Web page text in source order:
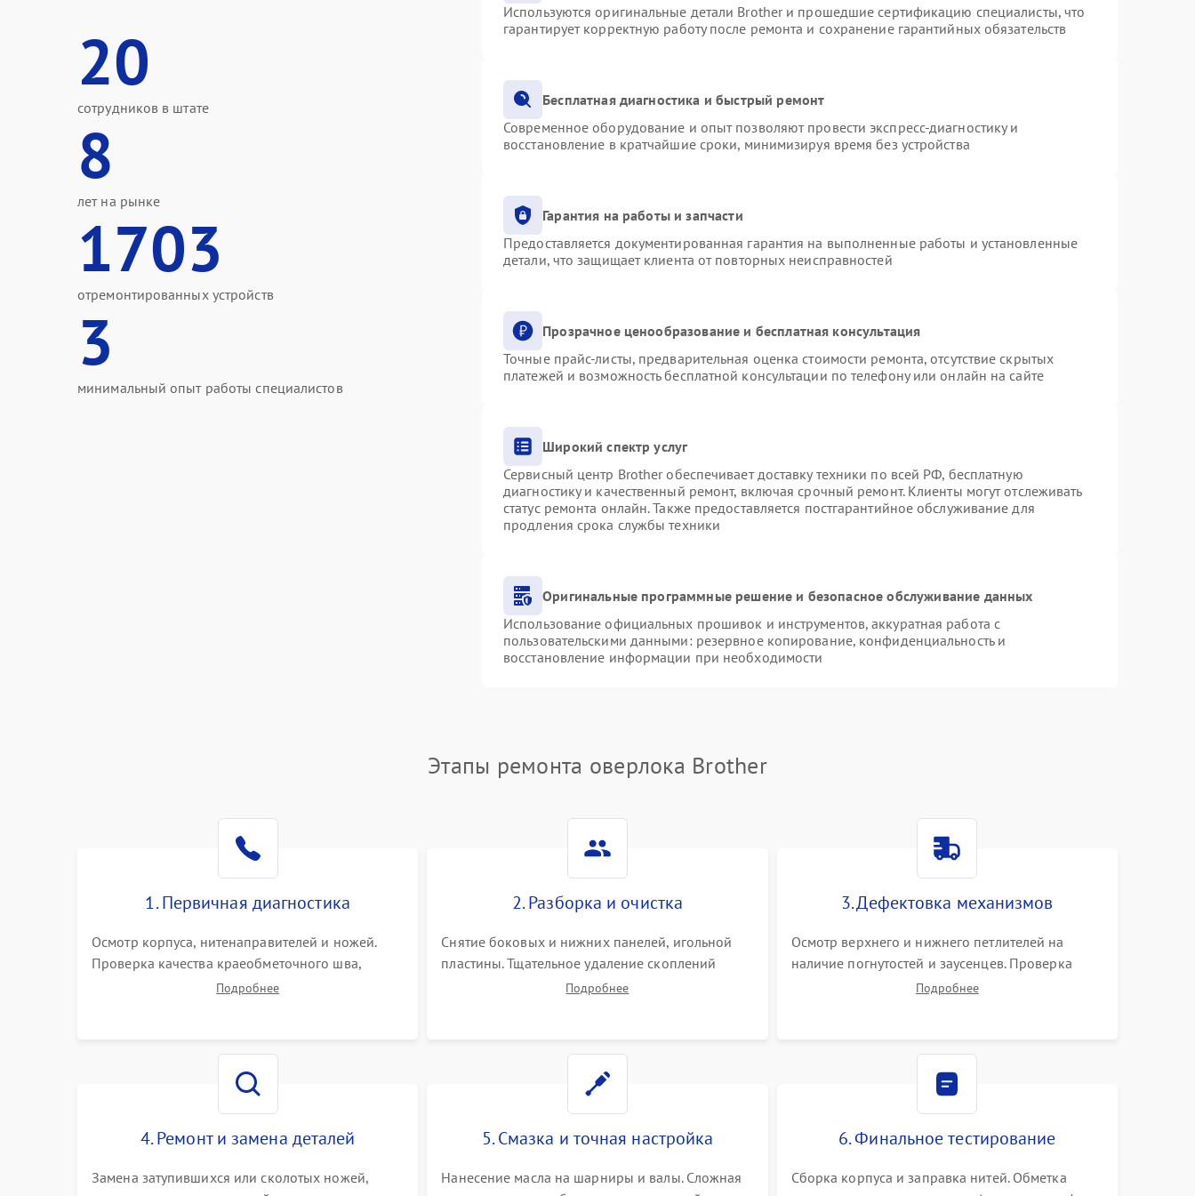
20
сотрудников в штате
8
лет на рынке
1703
отремонтированных устройств
3
минимальный опыт работы специалистов
Используются оригинальные детали Brother и прошедшие сертификацию специалисты, что
гарантирует корректную работу после ремонта и сохранение гарантийных обязательств
Бесплатная диагностика и быстрый ремонт
Современное оборудование и опыт позволяют провести экспресс-диагностику и
восстановление в кратчайшие сроки, минимизируя время без устройства
Гарантия на работы и запчасти
Предоставляется документированная гарантия на выполненные работы и установленные
детали, что защищает клиента от повторных неисправностей
Прозрачное ценообразование и бесплатная консультация
Точные прайс-листы, предварительная оценка стоимости ремонта, отсутствие скрытых
платежей и возможность бесплатной консультации по телефону или онлайн на сайте
Широкий спектр услуг
Сервисный центр Brother обеспечивает доставку техники по всей РФ, бесплатную
диагностику и качественный ремонт, включая срочный ремонт. Клиенты могут отслеживать
статус ремонта онлайн. Также предоставляется постгарантийное обслуживание для
продления срока службы техники
Оригинальные программные решение и безопасное обслуживание данных
Использование официальных прошивок и инструментов, аккуратная работа с
пользовательскими данными: резервное копирование, конфиденциальность и
восстановление информации при необходимости
Этапы ремонта оверлока Brother
1. Первичная диагностика
Осмотр корпуса, нитенаправителей и ножей.
Проверка качества краеобметочного шва,
натяжения нитей и работы педали. Выявление
Подробнее
2. Разборка и очистка
Снятие боковых и нижних панелей, игольной
пластины. Тщательное удаление скоплений
тканевой пыли, обрезков и очесов из зоны
Подробнее
3. Дефектовка механизмов
Осмотр верхнего и нижнего петлителей на
наличие погнутостей и заусенцев. Проверка
остроты режущих кромок ножей, состояния
Подробнее
4. Ремонт и замена деталей
Замена затупившихся или сколотых ножей,
5. Смазка и точная настройка
Нанесение масла на шарниры и валы. Сложная
6. Финальное тестирование
Сборка корпуса и заправка нитей. Обметка